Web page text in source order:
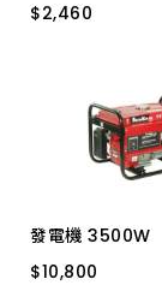
$2,460
$2,460
發電機 3500W
$10,800
$10,800